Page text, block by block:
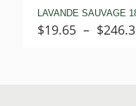
LAVANDE SAUVAGE
$19.65 – $